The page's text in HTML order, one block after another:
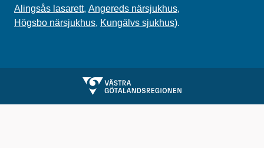
Alingsås lasarett, Angereds närsjukhus,
Högsbo närsjukhus, Kungälvs sjukhus).